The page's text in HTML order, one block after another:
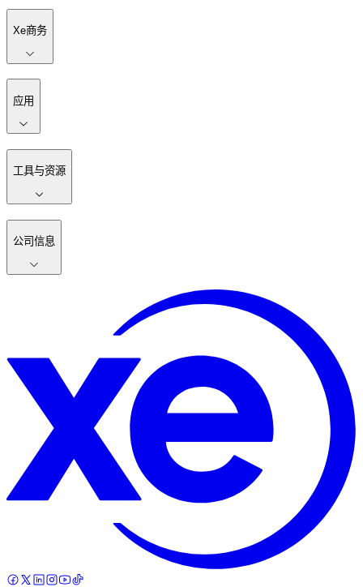
Xe商务
应用
工具与资源
公司信息